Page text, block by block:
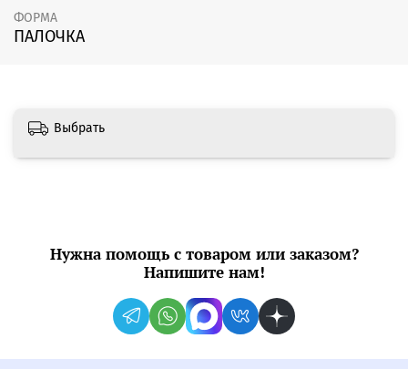
ФОРМА
ПАЛОЧКА
Выбрать
Нужна помощь с товаром или заказом?
Напишите нам!